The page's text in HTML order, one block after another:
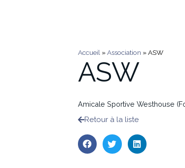
Accueil »Association »ASW
ASW
Amicale Sportive Westhouse
Retour à la liste